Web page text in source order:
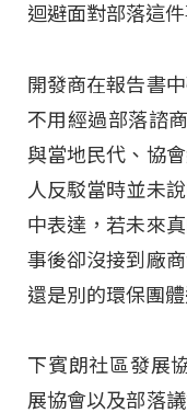
迴避面對部落這件
開發商在報告書
不用經過部落諮
與當地民代、協
人反駁當時並未
中表達，若未來
事後卻沒接到廠
還是別的環保團
下賓朗社區發展
展協會以及部落